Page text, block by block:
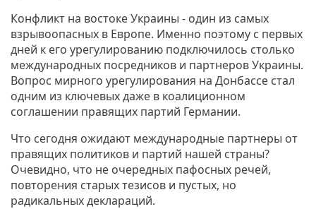
Конфликт на востоке Украины - один из самых
взрывоопасных в Европе. Именно поэтому с первых
дней к его урегулированию подключилось столько
международных посредников и партнеров Украины.
Вопрос мирного урегулирования на Донбассе стал
одним из ключевых даже в коалиционном
соглашении правящих партий Германии.
Что сегодня ожидают международные партнеры от
правящих политиков и партий нашей страны?
Очевидно, что не очередных пафосных речей,
повторения старых тезисов и пустых, но
радикальных деклараций.